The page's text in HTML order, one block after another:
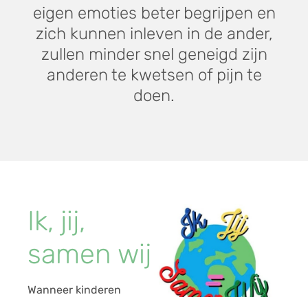
eigen emoties beter begrijpen en
zich kunnen inleven in de ander,
zullen minder snel geneigd zijn
anderen te kwetsen of pijn te
doen.
Ik, jij,
samen wij
Wanneer kinderen